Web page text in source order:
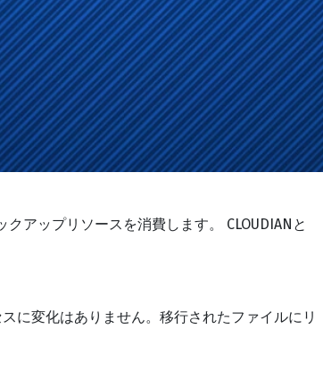
アップリソースを消費します。 CLOUDIANと
に変化はありません。移行されたファイルにリ